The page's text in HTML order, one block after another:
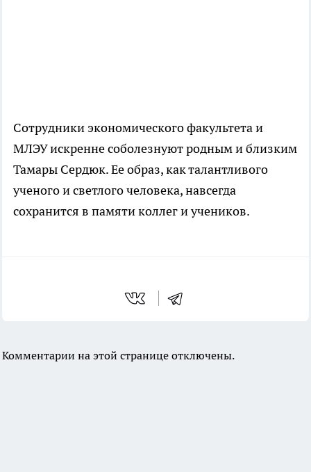
Сотрудники экономического факультета и
МЛЭУ искренне соболезнуют родным и близким
Тамары Сердюк. Ее образ, как талантливого
ученого и светлого человека, навсегда
сохранится в памяти коллег и учеников.
Комментарии на этой странице отключены.